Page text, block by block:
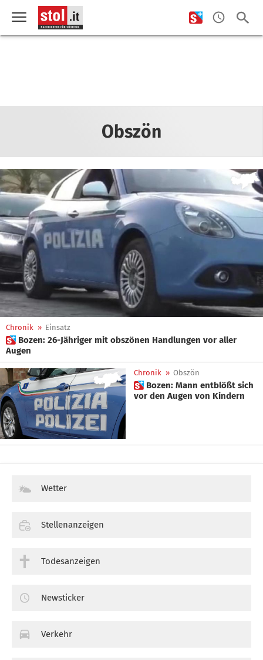
Obszön
Chronik » Einsatz
 Bozen: 26-Jähriger mit obszönen Handlungen vor aller
Augen
Chronik » Obszön
 Bozen: Mann entblößt sich
vor den Augen von Kindern
Wetter
Stellenanzeigen
Todesanzeigen
Newsticker
Verkehr